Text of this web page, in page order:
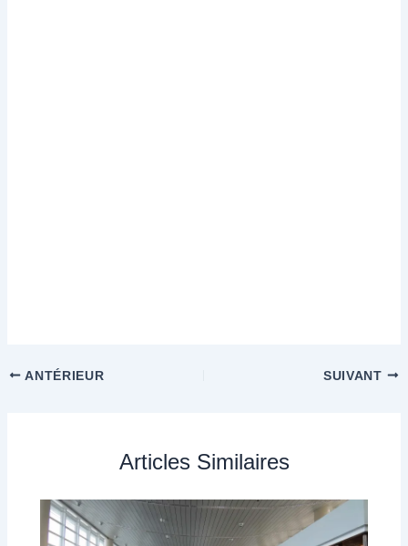
ANTÉRIEUR SUIVANT
Articles Similaires